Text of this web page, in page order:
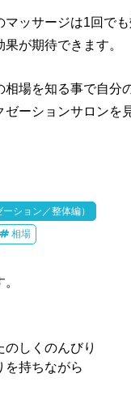
マッサージは1回で
が期待できます。
相場を知る事で自分
ゼーションサロンを
ション／整体編）
相場
しくのんびり
を持ちながら